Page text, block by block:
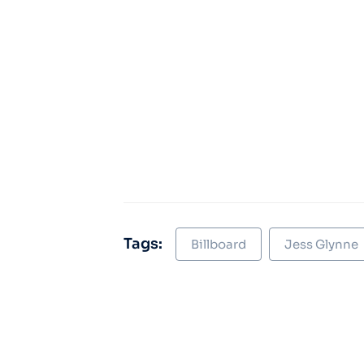
Tags: Billboard Jess Glynne